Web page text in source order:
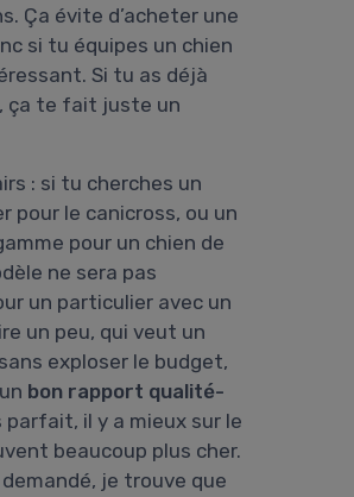
Ça évite d’acheter une
si tu équipes un chien
Si tu as déjà
ça te fait juste un
: si tu cherches un
pour le canicross, ou un
pour un chien de
ne sera pas
un particulier avec un
un peu, qui veut un
exploser le budget,
bon rapport qualité-
parfait, il y a mieux sur le
beaucoup plus cher.
je trouve que